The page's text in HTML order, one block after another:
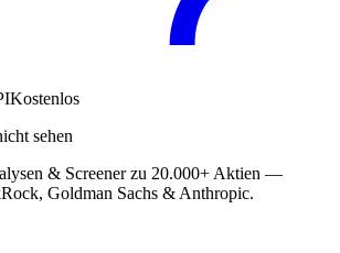
Kostenlos
sehen
& Screener zu 20.000+ Aktien —
Goldman Sachs & Anthropic.